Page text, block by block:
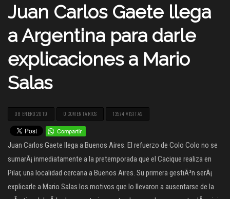
Juan Carlos Gaete llega
a Argentina para darle
explicaciones a Mario
Salas
08 ENERO 2019 0 COMENTARIOS 13574 VISITAS
Juan Carlos Gaete llega a Buenos Aires. El refuerzo de Colo Colo no se
sumarÃ¡ inmediatamente a la pretemporada que el Cacique realiza en
Pilar, una localidad cercana a Buenos Aires. Su primera gestiÃ³n serÃ¡
explicarle a Mario Salas los motivos que lo llevaron a ausentarse de la